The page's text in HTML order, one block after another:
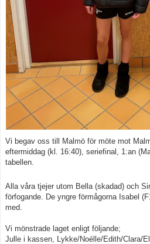
Vi begav oss till Malmö för möte mot
eftermiddag (kl. 16:40), seriefinal, 1:an
tabellen.
Alla våra tjejer utom Bella (skadad) och
förfogande. De yngre förmågorna Isabel
med.
Vi mönstrade laget enligt följande;
Julle i kassen, Lykke/Noélle/Edith/Clara/